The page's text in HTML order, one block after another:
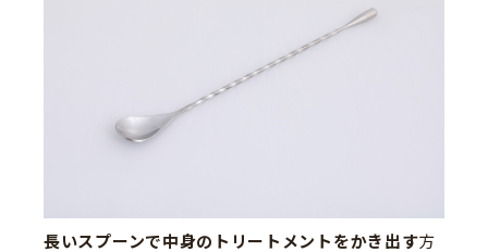
長いスプーンで中身のトリートメントをかき出す方